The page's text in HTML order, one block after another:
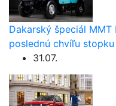
Dakarský špeciál MMT
poslednú chvíľu stopku
31.07.